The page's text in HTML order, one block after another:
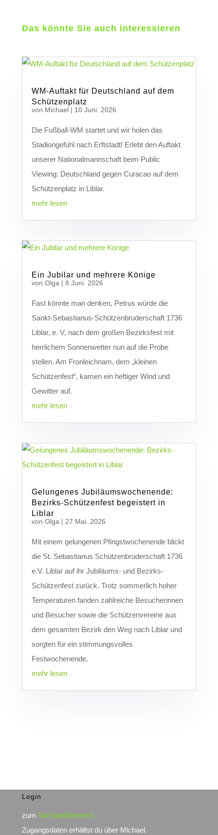
Das könnte Sie auch interessieren
WM-Auftakt für Deutschland auf dem
Schützenplatz
von Michael| 10 Juni. 2026
Die Fußball-WM startet und wir holen das
Stadiongefühl nach Erftstadt! Erlebt den Auftakt
unserer Nationalmannschaft beim Public
Viewing: Deutschland gegen Curacao auf dem
Schützenplatz in Liblar.
mehr lesen
Ein Jubilar und mehrere Könige
von Olga| 8 Juni. 2026
Fast könnte man denken, Petrus würde die
Sankt-Sebastianus-Schützenbruderschaft 1736
Liblar, e. V, nach dem großen Bezirksfest mit
herrlichem Sonnenwetter nun auf die Probe
stellen. Am Fronleichnam, dem „kleinen
Schützenfest“, kamen ein heftiger Wind und
Gewitter auf.
mehr lesen
Gelungenes Jubiläumswochenende:
Bezirks-Schützenfest begeistert in
Liblar
von Olga| 27 Mai. 2026
Mit einem gelungenen Pfingstwochenende blickt
die St. Sebastianus Schützenbruderschaft 1736
e.V. Liblar auf ihr Jubiläums- und Bezirks-
Schützenfest zurück. Trotz sommerlich hoher
Temperaturen fanden zahlreiche Besucherinnen
und Besucher sowie die Schützenvereine aus
dem gesamten Bezirk den Weg nach Liblar und
sorgten für ein stimmungsvolles
Festwochenende.
mehr lesen
Login
zum Vorstandsbereich
Zugangsdaten erhältst du über Michael.